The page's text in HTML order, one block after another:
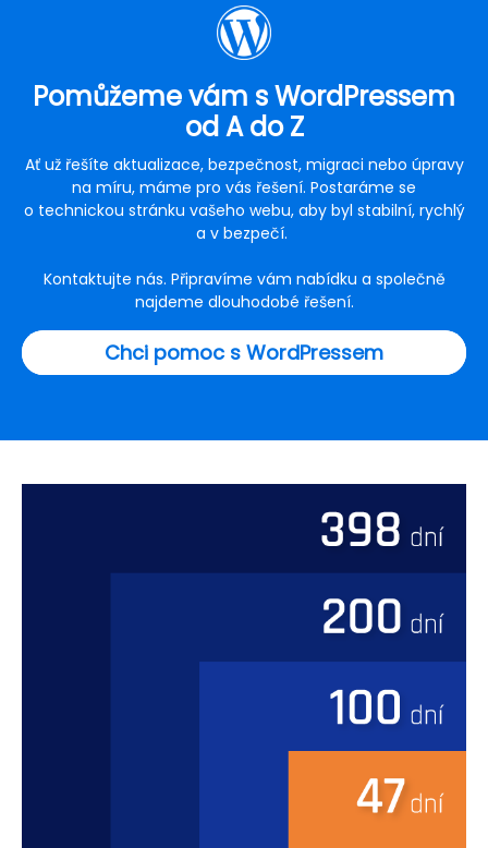
Pomůžeme vám s WordPressem
od A do Z
Ať už řešíte aktualizace, bezpečnost, migraci nebo úpravy
na míru, máme pro vás řešení. Postaráme se
o technickou stránku vašeho webu, aby byl stabilní, rychlý
a v bezpečí.
Kontaktujte nás. Připravíme vám nabídku a společně
najdeme dlouhodobé řešení.
Chci pomoc s WordPressem